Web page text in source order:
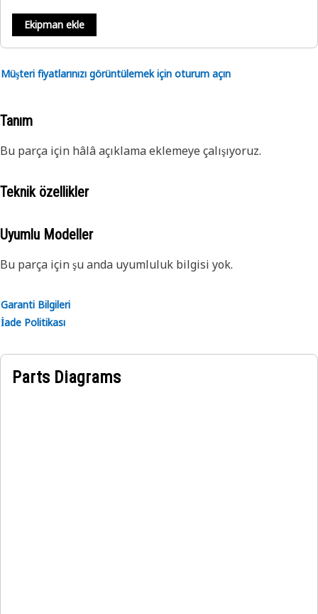
Ekipman ekle
Müşteri fiyatlarınızı görüntülemek için oturum açın
Tanım
Bu parça için hâlâ açıklama eklemeye çalışıyoruz.
Teknik özellikler
Uyumlu Modeller
Bu parça için şu anda uyumluluk bilgisi yok.
Garanti Bilgileri
İade Politikası
Parts Diagrams